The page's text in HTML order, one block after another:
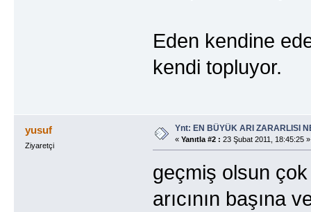
Eden kendine
kendi topluyor.
yusuf
Ziyaretçi
Ynt: EN BÜYÜK ARI ZARARLISI
« Yanıtla #2 : 23 Şubat 2011, 18:45:25 »
geçmiş olsun
arıcının başına